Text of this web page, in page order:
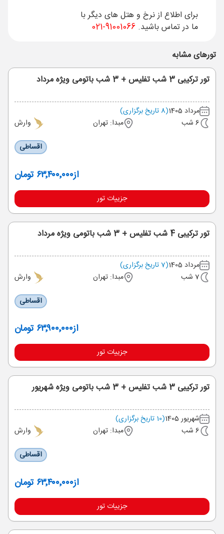
برای اطلاع از نرخ و هتل های دیگر با
ما در تماس باشید. 91001066-021
تورهای مشابه
تور ترکیبی 3 شب تفلیس + 3 شب باتومی ویژه مرداد
مرداد 1405
(8 تاریخ برگزاری)
6 شب
مبدا: تهران
وارش
اقساطی
از۶۳٬۴۰۰٬۰۰۰ تومان
جزییات تور
تور ترکیبی 4 شب تفلیس + 3 شب باتومی ویژه مرداد
مرداد 1405
(7 تاریخ برگزاری)
7 شب
مبدا: تهران
وارش
اقساطی
از۶۳٬۹۰۰٬۰۰۰ تومان
جزییات تور
تور ترکیبی 3 شب تفلیس + 3 شب باتومی ویژه شهریور
شهریور 1405
(10 تاریخ برگزاری)
6 شب
مبدا: تهران
وارش
اقساطی
از۶۳٬۴۰۰٬۰۰۰ تومان
جزییات تور